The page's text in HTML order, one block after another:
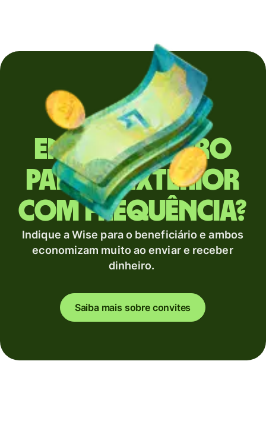
Envia dinheiro
para o exterior
com frequência?
Indique a Wise para o beneficiário e ambos
economizam muito ao enviar e receber
dinheiro.
Saiba mais sobre convites